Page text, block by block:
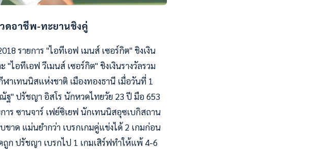
ดอาชีพ-ทะยานชิงคู่
รายการ "ไอทีเอฟ เมนส์ เซอร์กิต" ชิงเงิน
ไอทีเอฟ วีเมนส์ เซอร์กิต" ชิงเงินรางวัลรวม
เทนนิสแห่งชาติ เมืองทองธานี เมื่อวันที่ 1
ฐ" ปรัชญา อิสโร นักหวดไทยวัย 23 ปี มือ 653
าร ซานจาร์ เฟย์ซิเยฟ นักเทนนิสอุซเบกิสถาน
ขาด แม่นยำกว่า เบรกเกมคู่แข่งได้ 2 เกมก่อน
ก ปรัชญา เบรกไป 1 เกมเสิร์ฟทำให้แพ้ 4-6